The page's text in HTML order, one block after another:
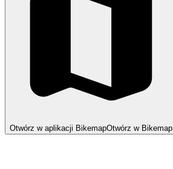
Otwórz w aplikacji BikemapOtwórz w Bikemap